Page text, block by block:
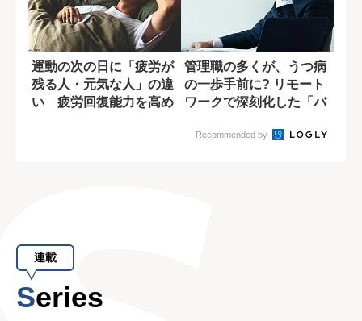
運動の次の日に「疲労が
残る人・元気な人」の違
い 疲労回復能力を高め
管理職の多くが、うつ病
の一歩手前に? リモート
ワークで深刻化した「バ
Recommended by
連載
Series